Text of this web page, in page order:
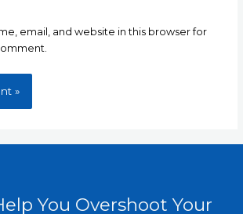
email, and website in this browser for
You Overshoot Your